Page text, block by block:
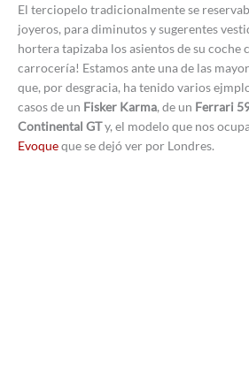
El terciopelo tradicionalmente se
joyeros, para diminutos y sugerentes
hortera tapizaba los asientos de su coche
carrocería! Estamos ante una de las
que, por desgracia, ha tenido varios
casos de un Fisker Karma, de un Ferrari
Continental GTy, el modelo que nos
Evoqueque se dejó ver por Londres.